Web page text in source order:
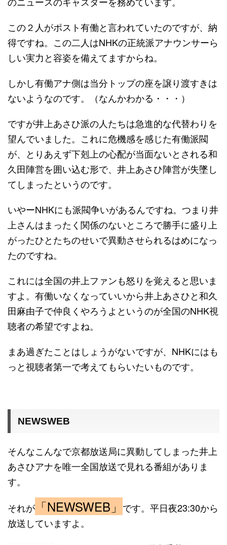
この２人がポスト有働と言われていたのですが、納
得ですね。この二人はNHKの正統派アナウンサーら
しい実力と容姿を備えてますからね。
しかし有働アナ側は当分トップの座を譲り渡すきは
ないようなのです。（なんかわかる・・・）
ですが井上あさひ派の人たちは急進的な代替わりを
望んでいました。これに危機感を感じた有働派閥
が、とりあえず下剋上の心配が当面ないとされる和
久田陣営を囲い込む形で、井上あさひ陣営が失墜し
てしまったというのです。
いやーNHKにも派閥争いがあるんですね。つまり井
上さんはまったく関係のないところで勝手に盛り上
がったひとたちのせいで異動させられるはめになっ
たのですね。
これには全国の井上ファンも怒りを覚えると思いま
すよ。有働いなくなっていいから井上あさひと和久
田麻由子で仲良くやろうよというのが全国のNHK視
聴者の希望ですよね。
まあ過ぎたことはしょうがないですが、NHKにはも
っと視聴者第一で考えてもらいたいものです。
NEWSWEB
そんなこんなで京都放送局に異動してしまった井上
あさひアナを唯一全国放送で見れる番組がありま
す。
それが 「NEWSWEB」 です。平日夜23:30から
放送していますよ。